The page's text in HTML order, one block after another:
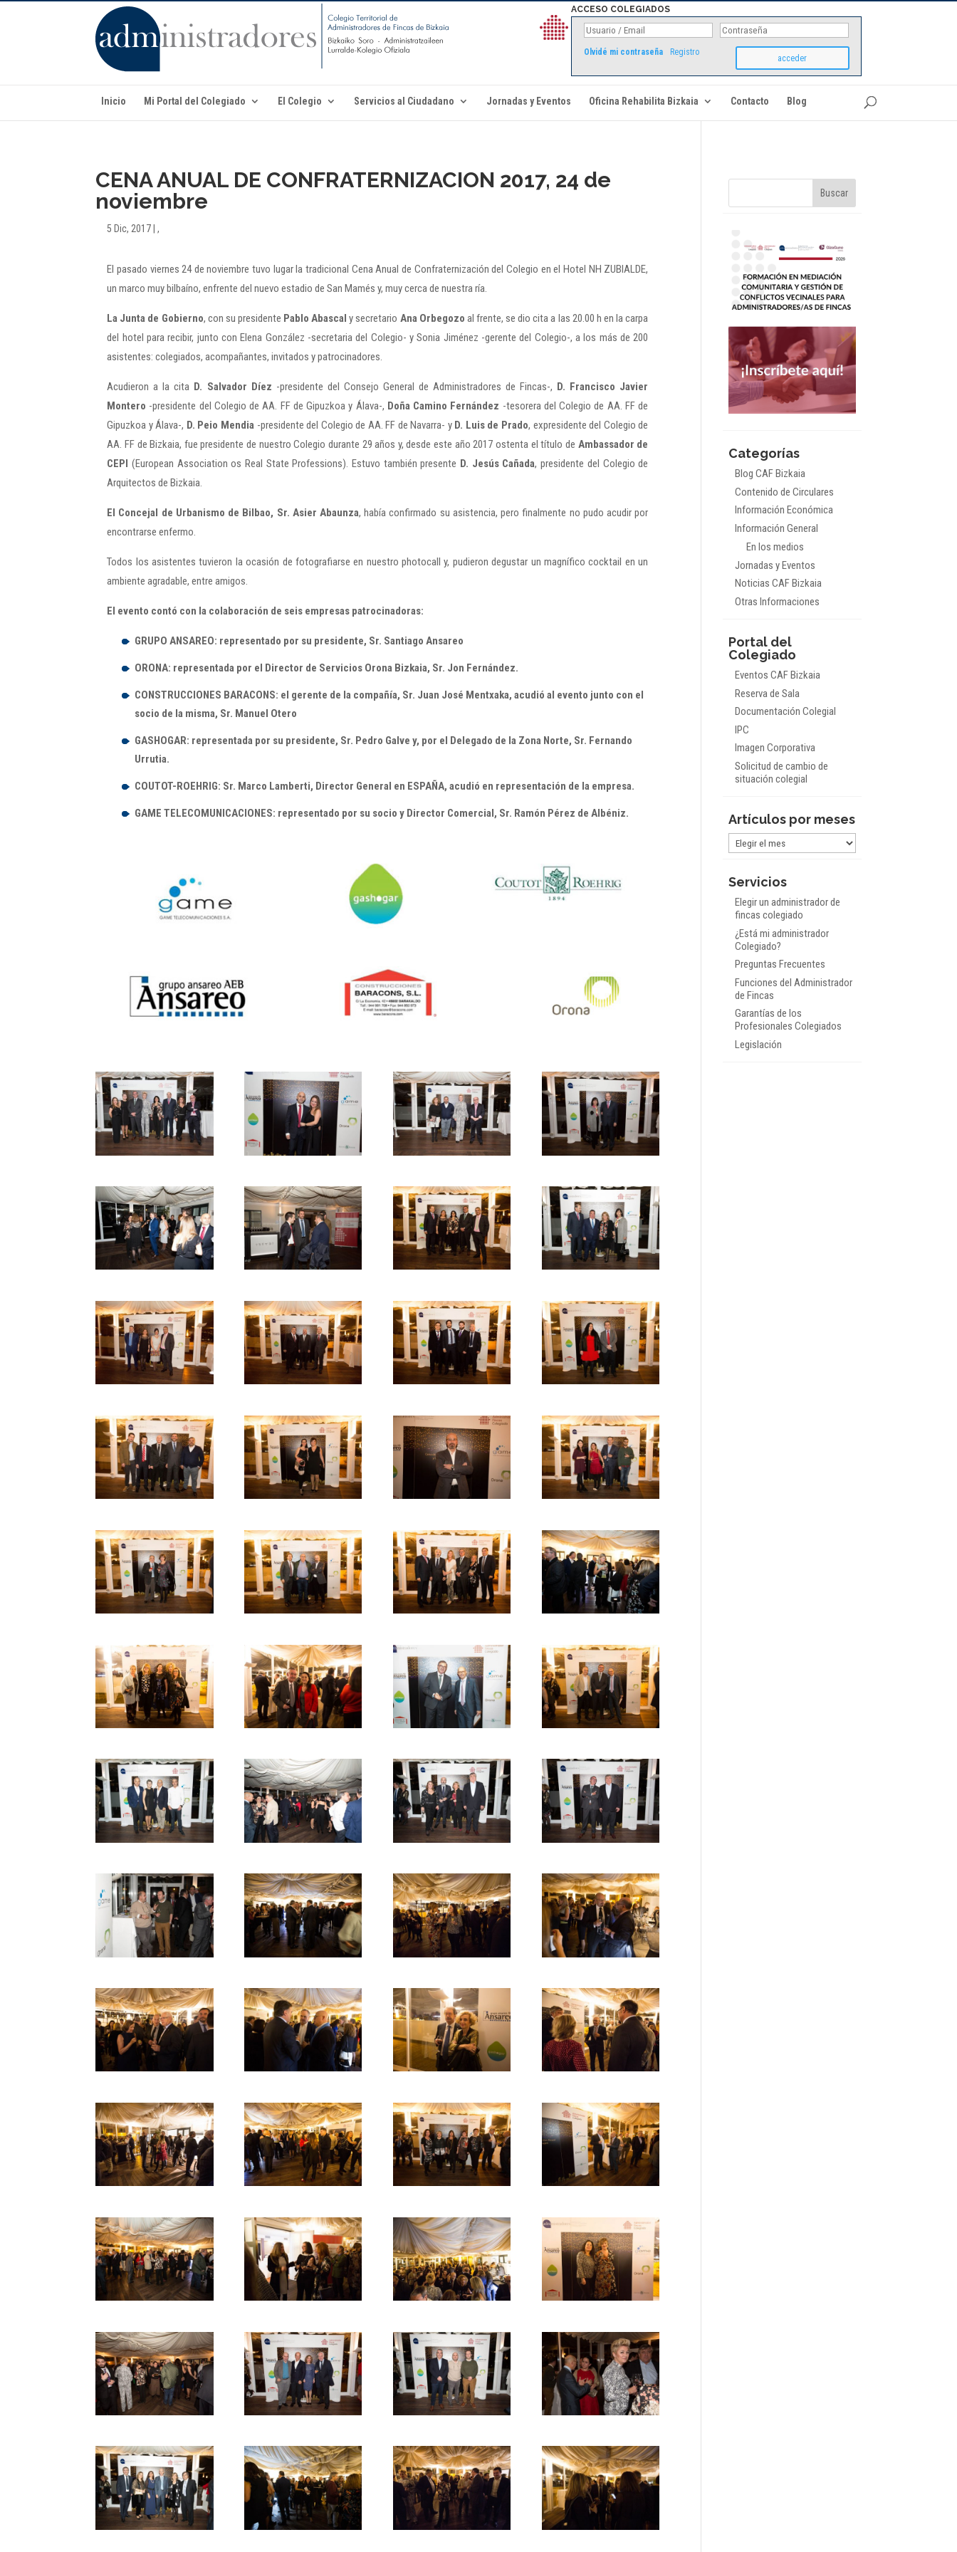
ACCESO COLEGIADOS
Olvidé mi contraseña Registro
Inicio Mi Portal del Colegiado El Colegio Servicios al Ciudadano Jornadas y Eventos Oficina Rehabilita Bizkaia Contacto Blog
CENA ANUAL DE CONFRATERNIZACION 2017, 24 de
noviembre
5 Dic, 2017 |,
El pasado viernes 24 de noviembre tuvo lugar la tradicional Cena Anual de Confraternización del Colegio en el Hotel NH ZUBIALDE,
un marco muy bilbaíno, enfrente del nuevo estadio de San Mamés y, muy cerca de nuestra ría.
La Junta de Gobierno, con su presidente Pablo Abascal y secretario Ana Orbegozo al frente, se dio cita a las 20.00 h en la carpa
del hotel para recibir, junto con Elena González -secretaria del Colegio- y Sonia Jiménez -gerente del Colegio-, a los más de 200
asistentes: colegiados, acompañantes, invitados y patrocinadores.
Acudieron a la cita D. Salvador Díez -presidente del Consejo General de Administradores de Fincas-, D. Francisco Javier
Montero -presidente del Colegio de AA. FF de Gipuzkoa y Álava-, Doña Camino Fernández -tesorera del Colegio de AA. FF de
Gipuzkoa y Álava-, D. Peio Mendia-presidente del Colegio de AA. FF de Navarra- y D. Luis de Prado, expresidente del Colegio de
AA. FF de Bizkaia, fue presidente de nuestro Colegio durante 29 años y, desde este año 2017 ostenta el título de Ambassador de
CEPI (European Association os Real State Professions). Estuvo también presente D. Jesús Cañada, presidente del Colegio de
Arquitectos de Bizkaia.
El Concejal de Urbanismo de Bilbao, Sr. Asier Abaunza, había confirmado su asistencia, pero finalmente no pudo acudir por
encontrarse enfermo.
Todos los asistentes tuvieron la ocasión de fotografiarse en nuestro photocall y, pudieron degustar un magnífico cocktail en un
ambiente agradable, entre amigos.
El evento contó con la colaboración de seis empresas patrocinadoras:
GRUPO ANSAREO: representado por su presidente, Sr. Santiago Ansareo
ORONA: representada por el Director de Servicios Orona Bizkaia, Sr. Jon Fernández.
CONSTRUCCIONES BARACONS: el gerente de la compañía, Sr. Juan José Mentxaka, acudió al evento junto con el
socio de la misma, Sr. Manuel Otero
GASHOGAR: representada por su presidente, Sr. Pedro Galve y, por el Delegado de la Zona Norte, Sr. Fernando
Urrutia.
COUTOT-ROEHRIG: Sr. Marco Lamberti, Director General en ESPAÑA, acudió en representación de la empresa.
GAME TELECOMUNICACIONES: representado por su socio y Director Comercial, Sr. Ramón Pérez de Albéniz.
Categorías
Blog CAF Bizkaia
Contenido de Circulares
Información Económica
Información General
En los medios
Jornadas y Eventos
Noticias CAF Bizkaia
Otras Informaciones
Portal del
Colegiado
Eventos CAF Bizkaia
Reserva de Sala
Documentación Colegial
IPC
Imagen Corporativa
Solicitud de cambio de
situación colegial
Artículos por meses
Artículos
meses
Servicios
Elegir un administrador de
fincas colegiado
¿Está mi administrador
Colegiado?
Preguntas Frecuentes
Funciones del Administrador
de Fincas
Garantías de los
Profesionales Colegiados
Legislación